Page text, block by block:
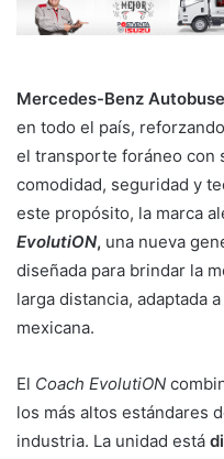
Mercedes-Benz
en todo el país,
el transporte foráneo con
comodidad, seguridad y
este propósito, la marca
EvolutiON, una nueva
diseñada para brindar la
larga distancia, adaptada
mexicana.
El Coach EvolutiON
los más altos estándares
industria. La unidad está